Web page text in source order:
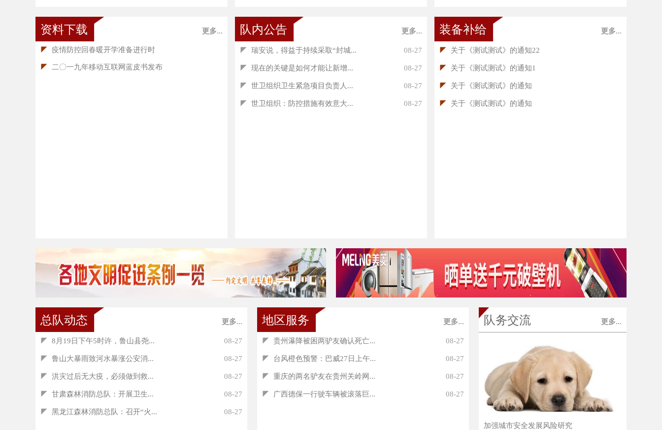
资料下载 更多...
◤ 疫情防控回春暖开学准备进行时
◤ 二〇一九年移动互联网蓝皮书发布
队内公告 更多...
◤ 瑞安说，得益于持续采取“封城... 08-27
◤ 现在的关键是如何才能让新增... 08-27
◤ 世卫组织卫生紧急项目负责人... 08-27
◤ 世卫组织：防控措施有效意大... 08-27
装备补给 更多...
◤ 关于《测试测试》的通知22
◤ 关于《测试测试》的通知1
◤ 关于《测试测试》的通知
◤ 关于《测试测试》的通知
总队动态 更多...
◤ 8月19日下午5时许，鲁山县尧... 08-27
◤ 鲁山大暴雨致河水暴涨公安消... 08-27
◤ 洪灾过后无大疫，必须做到救... 08-27
◤ 甘肃森林消防总队：开展卫生... 08-27
◤ 黑龙江森林消防总队：召开“火... 08-27
地区服务 更多...
◤ 贵州瀑降被困两驴友确认死亡... 08-27
◤ 台风橙色预警：巴威27日上午... 08-27
◤ 重庆的两名驴友在贵州关岭网... 08-27
◤ 广西德保一行驶车辆被滚落巨... 08-27
队务交流 更多...
加强城市安全发展风险研究